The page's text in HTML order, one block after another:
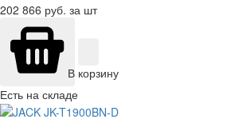
202 866 руб. за шт
В корзину
Есть на складе